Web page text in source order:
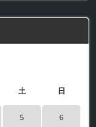
土 日
5 6